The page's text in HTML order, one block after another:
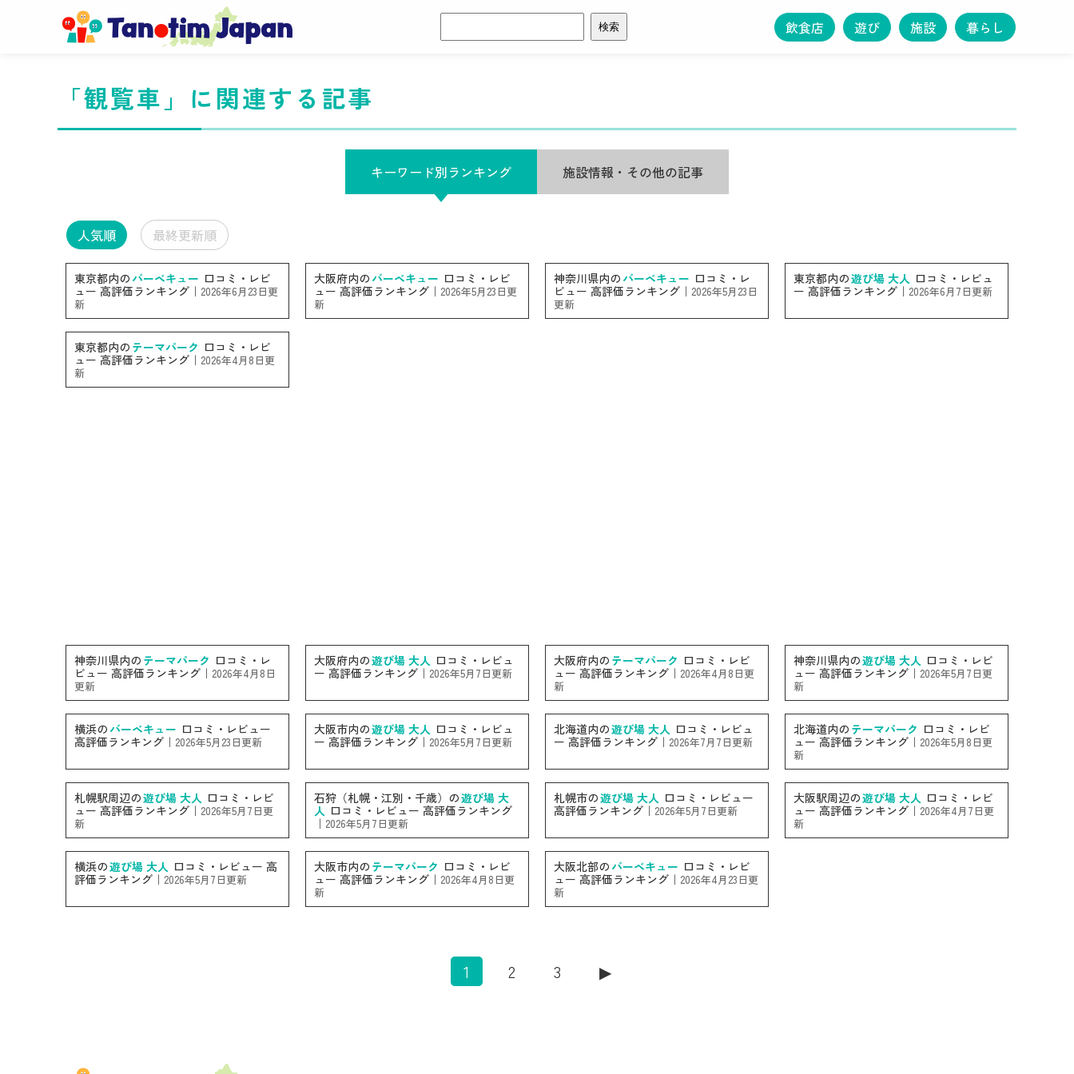
索:
飲食店 遊び 施設 暮らし
「観覧車」に関連する記事
キーワード別ランキング 施設情報・その他の記事
人気順 最終更新順
東京都内の バーベキュー 口コミ・レビ
ュー 高評価ランキング｜ 2026年6月23日更
新
大阪府内の バーベキュー 口コミ・レビ
ュー 高評価ランキング｜ 2026年5月23日更
新
神奈川県内の バーベキュー 口コミ・レ
ビュー 高評価ランキング｜ 2026年5月23日
更新
東京都内の遊び場 大人 口コミ・レビュ
ー 高評価ランキング｜ 2026年6月7日更新
東京都内の テーマパーク 口コミ・レビ
ュー 高評価ランキング｜ 2026年4月8日更
新
神奈川県内の テーマパーク 口コミ・レ
ビュー 高評価ランキング｜ 2026年4月8日
更新
大阪府内の遊び場 大人 口コミ・レビュ
ー 高評価ランキング｜ 2026年5月7日更新
大阪府内の テーマパーク 口コミ・レビ
ュー 高評価ランキング｜ 2026年4月8日更
新
神奈川県内の遊び場 大人 口コミ・レビ
ュー 高評価ランキング｜ 2026年5月7日更
新
横浜の バーベキュー 口コミ・レビュー
高評価ランキング｜ 2026年5月23日更新
大阪市内の遊び場 大人 口コミ・レビュ
ー 高評価ランキング｜ 2026年5月7日更新
北海道内の遊び場 大人 口コミ・レビュ
ー 高評価ランキング｜ 2026年7月7日更新
北海道内の テーマパーク 口コミ・レビ
ュー 高評価ランキング｜ 2026年5月8日更
新
札幌駅周辺の遊び場 大人 口コミ・レビ
ュー 高評価ランキング｜ 2026年5月7日更
新
石狩（札幌・江別・千歳）の遊び場 大
人 口コミ・レビュー 高評価ランキング
｜ 2026年5月7日更新
札幌市の遊び場 大人 口コミ・レビュー
高評価ランキング｜ 2026年5月7日更新
大阪駅周辺の遊び場 大人 口コミ・レビ
ュー 高評価ランキング｜ 2026年4月7日更
新
横浜の遊び場 大人 口コミ・レビュー 高
評価ランキング｜ 2026年5月7日更新
大阪市内の テーマパーク 口コミ・レビ
ュー 高評価ランキング｜ 2026年4月8日更
新
大阪北部の バーベキュー 口コミ・レビ
ュー 高評価ランキング｜ 2026年4月23日更
新
1 2 3 ▶︎